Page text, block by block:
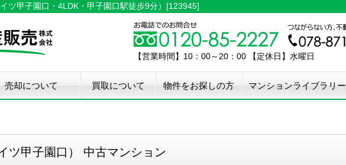
ツ甲子園口・4LDK・甲子園口駅徒歩9分）[123945]
【営業時間】10：00～20：00 【定休日】水曜日
売却について 買取について 物件をお探しの方 マンションライブラリー
ツ甲子園口） 中古マンション